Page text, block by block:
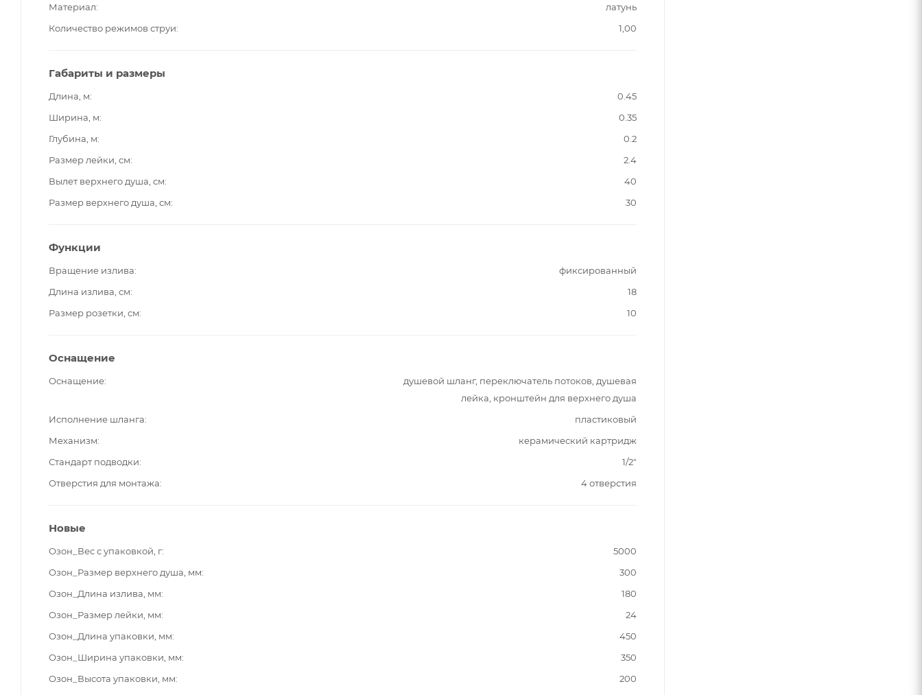
Материал
латунь
Количество режимов струи
1,00
Габариты и размеры
Длина, м
0.45
Ширина, м
0.35
Глубина, м
0.2
Размер лейки, см
2.4
Вылет верхнего душа, см
40
Размер верхнего душа, см
30
Функции
Вращение излива
фиксированный
Длина излива, см
18
Размер розетки, см
10
Оснащение
Оснащение
душевой шланг, переключатель потоков, душевая
лейка, кронштейн для верхнего душа
Исполнение шланга
пластиковый
Механизм
керамический картридж
Стандарт подводки
1/2"
Отверстия для монтажа
4 отверстия
Новые
Озон_Вес с упаковкой, г
5000
Озон_Размер верхнего душа, мм
300
Озон_Длина излива, мм
180
Озон_Размер лейки, мм
24
Озон_Длина упаковки, мм
450
Озон_Ширина упаковки, мм
350
Озон_Высота упаковки, мм
200